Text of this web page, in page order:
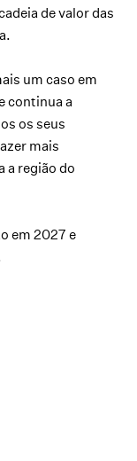
de valor das
um caso em
continua a
os seus
mais
a região do
em 2027 e